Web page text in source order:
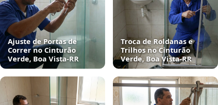
Ajuste de Portas de
Correr no Cinturão
Verde, Boa Vista‑RR
Troca de Roldanas e
Trilhos no Cinturão
Verde, Boa Vista‑RR